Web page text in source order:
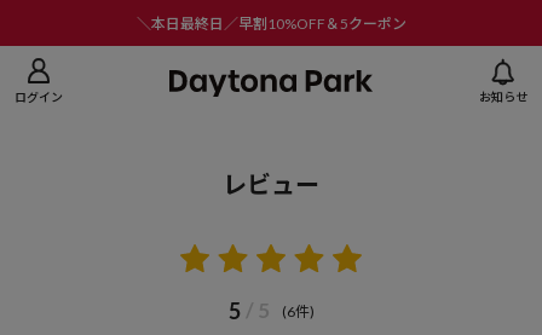
＼本日最終日／早割10%OFF＆5クーポン
ログイン お知らせ
レビュー
5 / 5 (6件)